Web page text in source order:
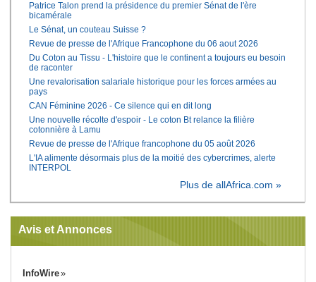
Patrice Talon prend la présidence du premier Sénat de l'ère
bicamérale
Le Sénat, un couteau Suisse ?
Revue de presse de l'Afrique Francophone du 06 aout 2026
Du Coton au Tissu - L'histoire que le continent a toujours eu besoin
de raconter
Une revalorisation salariale historique pour les forces armées au
pays
CAN Féminine 2026 - Ce silence qui en dit long
Une nouvelle récolte d'espoir - Le coton Bt relance la filière
cotonnière à Lamu
Revue de presse de l'Afrique francophone du 05 août 2026
L'IA alimente désormais plus de la moitié des cybercrimes, alerte
INTERPOL
Plus de allAfrica.com »
Avis et Annonces
InfoWire